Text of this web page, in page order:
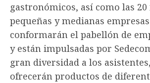
gastronómicos, así como las
pequeñas y medianas
conformarán el pabellón de
y están impulsadas por
gran diversidad a los
ofrecerán productos de